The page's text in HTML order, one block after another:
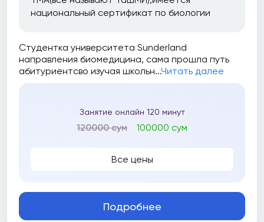
национальный сертификат по биологии
Студентка университета Sunderland
направления биомедицина, сама прошла путь
абитуриентсво изучая школьн...Читать далее
Занятие онлайн 120 минут
120000 сум 100000 сум
Все цены
Подробнее